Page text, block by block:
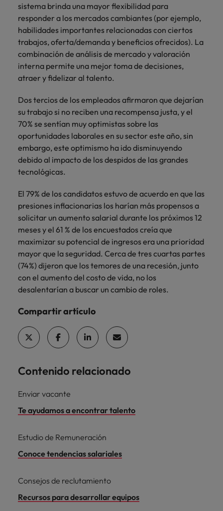
sistema brinda una mayor flexibilidad para
responder a los mercados cambiantes (por ejemplo,
habilidades importantes relacionadas con ciertos
trabajos, oferta/demanda y beneficios ofrecidos). La
combinación de análisis de mercado y valoración
interna permite una mejor toma de decisiones,
atraer y fidelizar al talento.
Dos tercios de los empleados afirmaron que dejarían
su trabajo si no reciben una recompensa justa, y el
70% se sentían muy optimistas sobre las
oportunidades laborales en su sector este año, sin
embargo, este optimismo ha ido disminuyendo
debido al impacto de los despidos de las grandes
tecnológicas.
El 79% de los candidatos estuvo de acuerdo en que las
presiones inflacionarias los harían más propensos a
solicitar un aumento salarial durante los próximos 12
meses y el 61 % de los encuestados creía que
maximizar su potencial de ingresos era una prioridad
mayor que la seguridad. Cerca de tres cuartas partes
(74%) dijeron que los temores de una recesión, junto
con el aumento del costo de vida, no los
desalentarían a buscar un cambio de roles.
Compartir artículo
Contenido relacionado
Enviar vacante
Te ayudamos a encontrar talento
Estudio de Remuneración
Conoce tendencias salariales
Consejos de reclutamiento
Recursos para desarrollar equipos